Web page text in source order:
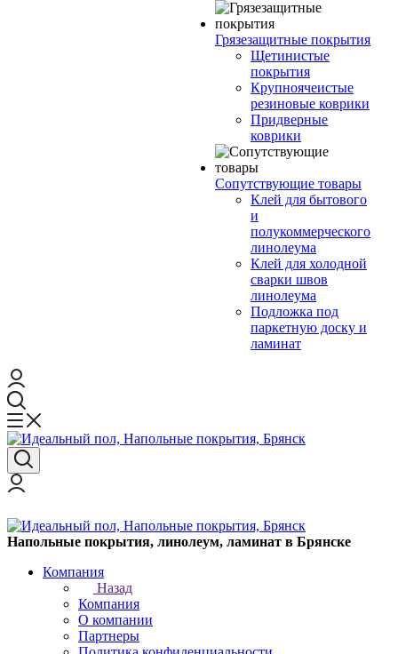
Грязезащитные покрытия
Щетинистые
покрытия
Крупноячеистые
резиновые коврики
Придверные
коврики
Сопутствующие товары
Клей для бытового
и
полукоммерческого
линолеума
Клей для холодной
сварки швов
линолеума
Подложка под
паркетную доску и
ламинат
Напольные покрытия, линолеум, ламинат в Брянске
Компания
Назад
Компания
О компании
Партнеры